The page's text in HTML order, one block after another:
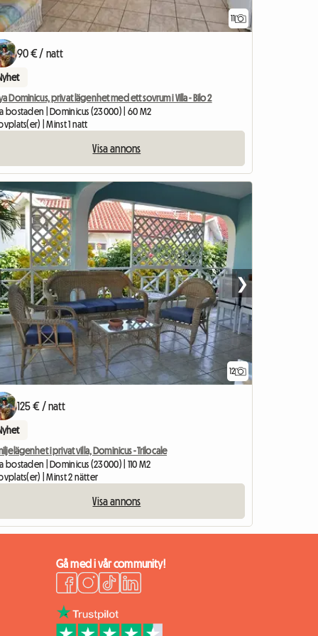
11
90 € / natt
Dominicus, privat lägenhet med ett sovrum i Villa - Bilo 2
bostaden | Dominicus (23000) | 60 M2
| Minst 1 natt
Visa annons
12
❯
125 € / natt
i privat villa, Dominicus - Trilocale
bostaden | Dominicus (23000) | 110 M2
| Minst 2 nätter
Visa annons
Gå med i vår community!